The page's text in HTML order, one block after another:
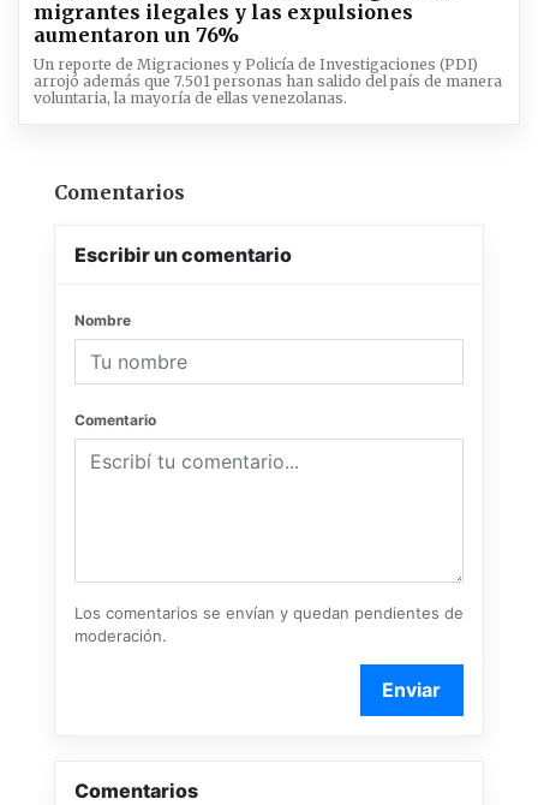
migrantes ilegales y las expulsiones
aumentaron un 76%
Un reporte de Migraciones y Policía de Investigaciones (PDI)
arrojó además que 7.501 personas han salido del país de manera
voluntaria, la mayoría de ellas venezolanas.
Comentarios
Escribir un comentario
Nombre
Comentario
Los comentarios se envían y quedan pendientes de
moderación.
Enviar
Comentarios